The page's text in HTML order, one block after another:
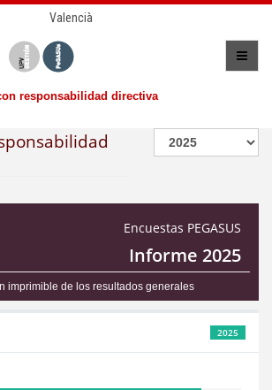
Valencià
responsabilidad directiva
Encuestas PEGASUS
Informe 2025
imprimible de los resultados generales
2025